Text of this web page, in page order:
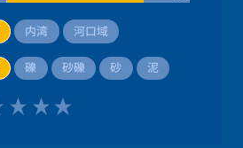
内湾 河口域
礫 砂礫 砂 泥